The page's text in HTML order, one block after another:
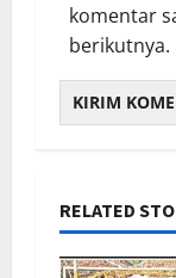
komentar
berikutnya.
RELATED